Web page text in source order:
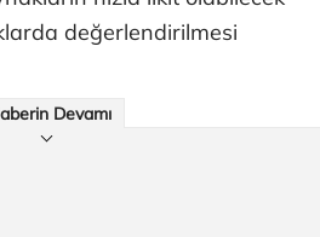
değerlendirilmesi
Devamı